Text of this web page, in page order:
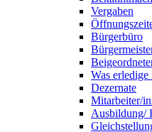
Vergaben
Bürgerbüro
Was
Dezernate
Mitarbeiter/
Ausbildung/